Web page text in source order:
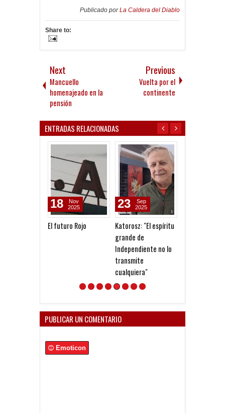
Publicado porLa Caldera del Diablo
Share to:
Next
Mancuello
homenajeado en la
pensión
Previous
Vuelta por el
continente
ENTRADAS RELACIONADAS
El futuro Rojo
18
Nov
2025
Katorosz: "El espíritu
grande de
Independiente no lo
transmite
cualquiera"
23
Sep
2025
PUBLICAR UN COMENTARIO
Emoticon